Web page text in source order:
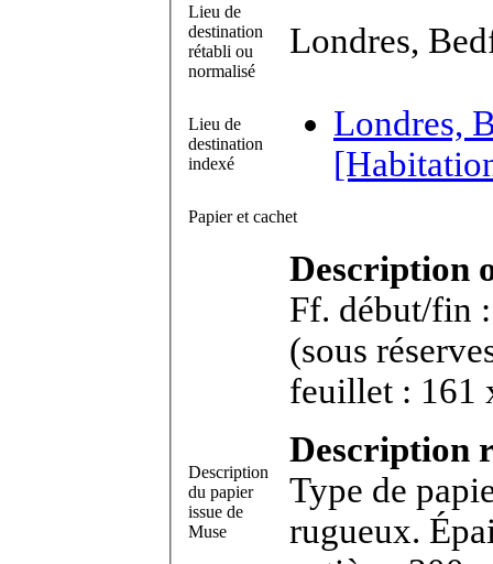
Lieu de
destination
rétabli ou
normalisé
Londres,
Lieu de
destination
indexé
Londres,
Papier et cachet
Description
du papier
issue de
Muse
Description
Ff. début/fin
(sous réserves).
feuillet : 161
Description
Type de
rugueux.